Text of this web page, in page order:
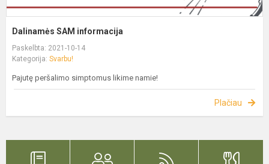
Dalinamės SAM informacija
Paskelbta: 2021-10-14
Kategorija: Svarbu!
Pajutę peršalimo simptomus likime namie!
Plačiau